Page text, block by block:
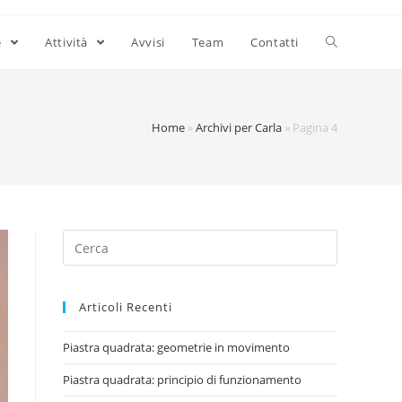
Attività Avvisi Team Contatti
Home »Archivi per Carla » Pagina 4
Search
for:
Articoli Recenti
Piastra quadrata: geometrie in movimento
Piastra quadrata: principio di funzionamento